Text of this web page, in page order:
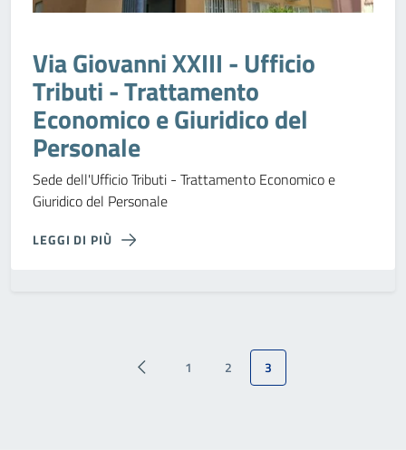
Via Giovanni XXIII - Ufficio
Tributi - Trattamento
Economico e Giuridico del
Personale
Sede dell'Ufficio Tributi - Trattamento Economico e
Giuridico del Personale
LEGGI DI PIÙ
1 2 3